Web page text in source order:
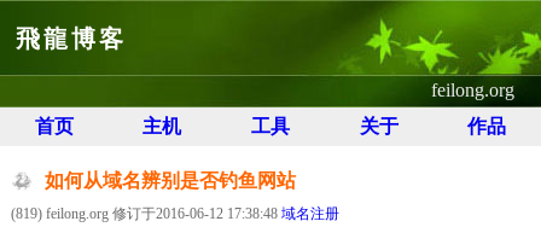
飛龍博客
feilong.org
首页
主机 工具 关于 作品
如何从域名辨别是否钓鱼网站
(819) feilong.org 修订于2016-06-12 17:38:48 域名注册